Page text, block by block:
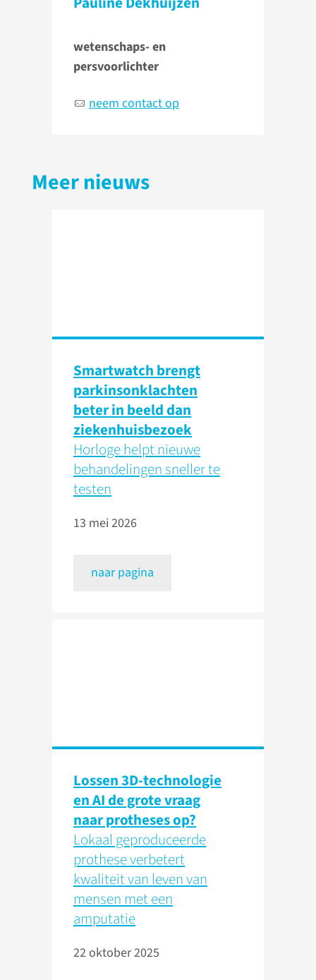
wetenschaps- en
persvoorlichter
neem contact op
Meer nieuws
Smartwatch brengt
parkinsonklachten
beter in beeld dan
ziekenhuisbezoek
Horloge helpt nieuwe
behandelingen sneller te
testen
13 mei 2026
naar pagina
Lossen 3D-technologie
en AI de grote vraag
naar protheses op?
Lokaal geproduceerde
prothese verbetert
kwaliteit van leven van
mensen met een
amputatie
22 oktober 2025